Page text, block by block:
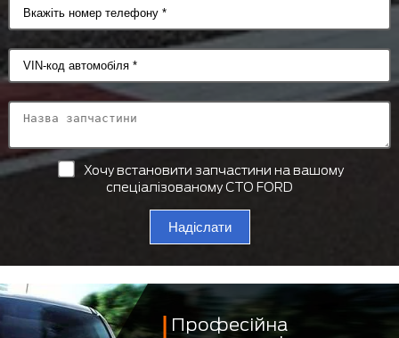
Хочу встановити запчастини на вашому
спеціалізованому СТО FORD
Надіслати
Професійна